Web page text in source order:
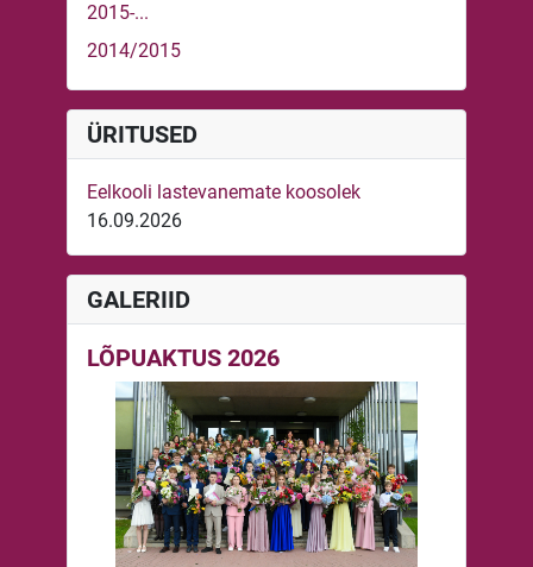
2015-...
2014/2015
ÜRITUSED
Eelkooli lastevanemate koosolek
16.09.2026
GALERIID
LÕPUAKTUS 2026